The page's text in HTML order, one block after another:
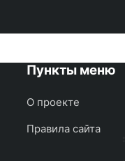
Пункты меню
О проекте
Правила сайта